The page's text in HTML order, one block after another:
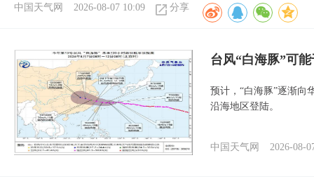
中国天气网 2026-08-07 10:09 分享
台风“白海豚”可
预计，“白海豚”逐渐向
沿海地区登陆。
中国天气网 2026-08-